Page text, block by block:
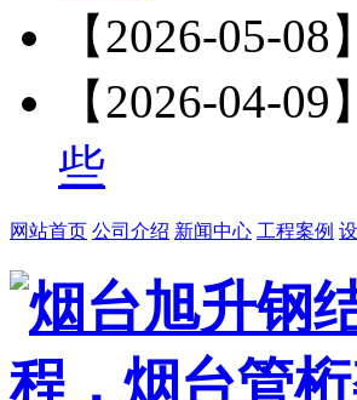
【2026-05-08】
【2026-04-09】
些
网站首页 公司介绍 新闻中心 工程案例